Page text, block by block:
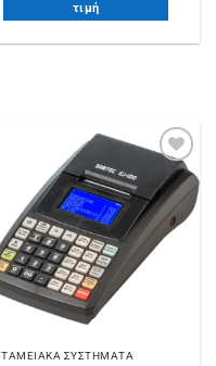
τιμή
Πρόσθήκη
στην
λίστα
επιθυμιών
ΤΑΜΕΙΑΚΑ ΣΥΣΤΗΜΑΤΑ